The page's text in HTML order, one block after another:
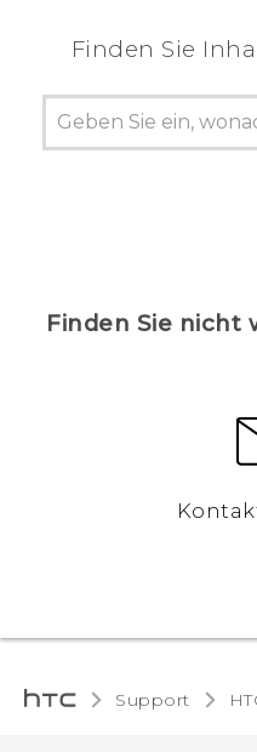
Finden Sie
Finden Sie nicht
Support